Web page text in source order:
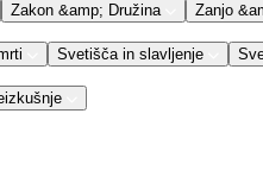
Zakon &amp; Družina Zanjo
Svetišča in slavljenje